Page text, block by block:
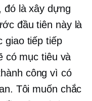
đó là xây dựng
đầu tiên này là
giao tiếp tiếp
có mục tiêu và
công vì có
Tôi muốn chắc